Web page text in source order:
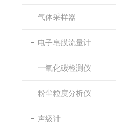
气体采样器
电子皂膜流量计
一氧化碳检测仪
粉尘粒度分析仪
声级计